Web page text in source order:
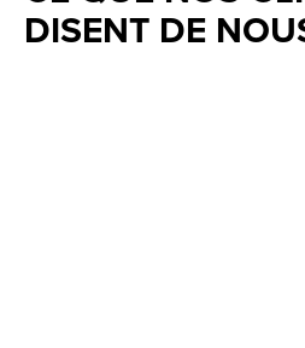
DISENT DE